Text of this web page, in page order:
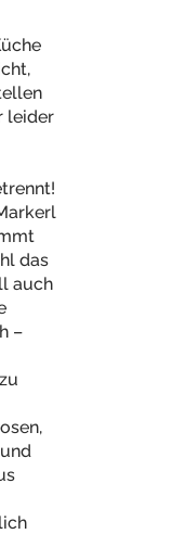
leider
das
auch
–